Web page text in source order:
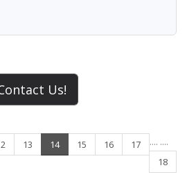
Us!
....
13 14 15 16
17
18
....